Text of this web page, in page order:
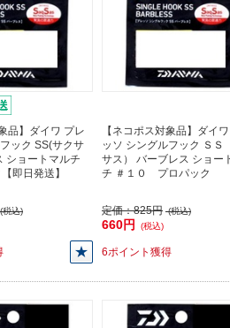
品】ダイワ プレ
ック SS(サクサ
ショートマルチ
即日発送】
込)
【ネコポス対象品】ダイ
ッソ シングルフック ＳＳ
サス） バーブレス ショー
チ ＃１０ プロパック
定価：825円 (税込)
660円 (税込)
6ポイント獲得